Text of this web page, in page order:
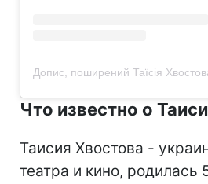
Что известно о
Таисия Хвостова -
театра и кино, родилась